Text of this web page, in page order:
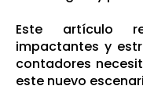
Este artículo
impactantes y
contadores
este nuevo